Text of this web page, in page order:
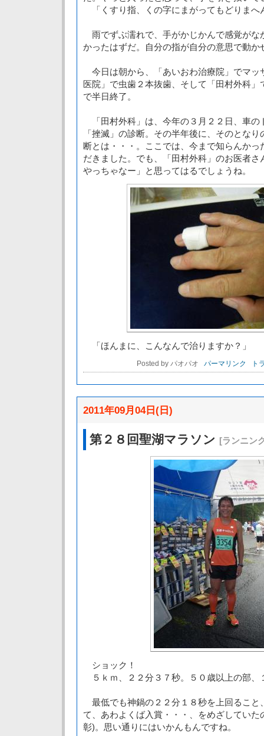
「くすり指、くの字にまがってもどりまへ
雨でずぶ濡れで、手がかじかんで感覚がな
かったはずだ。自分の指が自分の意思で動か
今日は朝から、「あいおわ治療院」でマッ
医院」で虫歯２本抜歯、そして「田村外科
で半日終了。
「田村外科」は、今年の３月２２日、車の
「挫滅」の診断。その半年後に、そのとな
断とは・・・。ここでは、今まで知らんか
だきました。でも、「田村外科」のお医者
やっちゃなー」と思ってはるでしょうね。
「ほんまに、こんなんで治りますか？」
Posted by パオパオ パーマリンク ト
2011年09月04日(日)
第２８回聖湖マラソン [ランニン
ショック！
５ｋｍ、２２分３７秒。５０歳以上の部、
最低でも神鍋の２２分１８秒を上回ること
て、あわよくば入賞・・・、をめざしていた
彰)。思い通りにはいかんもんですね。